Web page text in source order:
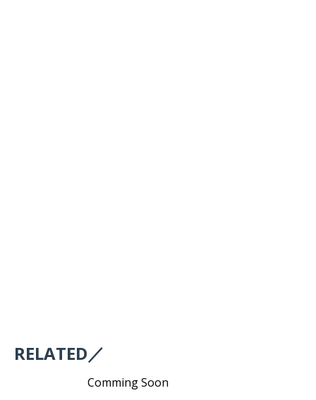
RELATED／
Comming Soon